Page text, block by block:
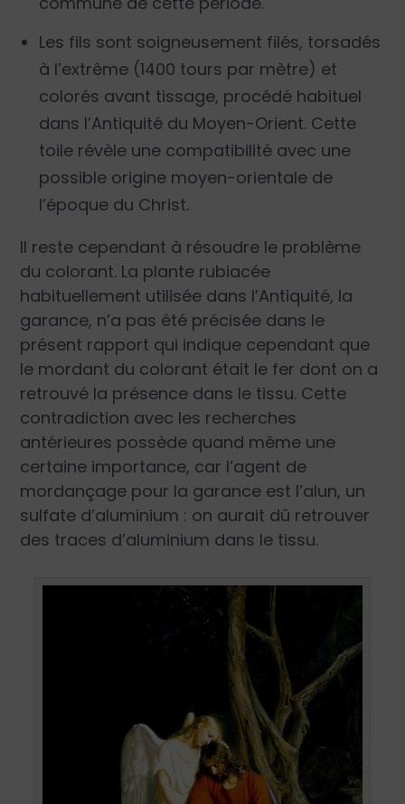
Les fils sont soigneusement filés, torsadés
à l’extrême (1400 tours par mètre) et
colorés avant tissage, procédé habituel
dans l’Antiquité du Moyen-Orient. Cette
toile révèle une compatibilité avec une
possible origine moyen-orientale de
l’époque du Christ.
Il reste cependant à résoudre le problème
du colorant. La plante rubiacée
habituellement utilisée dans l’Antiquité, la
garance, n’a pas été précisée dans le
présent rapport qui indique cependant que
le mordant du colorant était le fer dont on a
retrouvé la présence dans le tissu. Cette
contradiction avec les recherches
antérieures possède quand même une
certaine importance, car l’agent de
mordançage pour la garance est l’alun, un
sulfate d’aluminium : on aurait dû retrouver
des traces d’aluminium dans le tissu.